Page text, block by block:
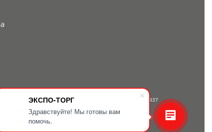
ЭКСПО-ТОРГ
Здравствуйте! Мы готовы вам
помочь.
публичной офертой, определяемой положениями Статьи 437
телефону — 8-800-550-44-66.